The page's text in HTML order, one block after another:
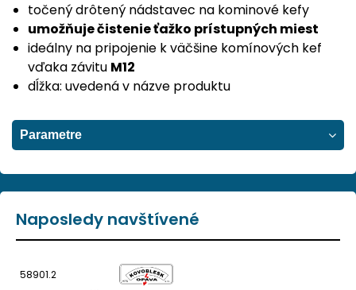
točený drôtený nádstavec na kominové kefy
umožňuje čistenie ťažko prístupných miest
ideálny na pripojenie k väčšine komínových kef
vďaka závitu M12
dĺžka: uvedená v názve produktu
Parametre
Naposledy navštívené
58901.2